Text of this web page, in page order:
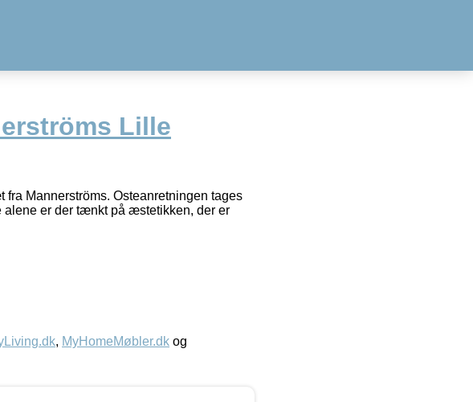
Lille
Mannerströms. Osteanretningen tages
er der tænkt på æstetikken, der er
, MyHomeMøbler.dk og